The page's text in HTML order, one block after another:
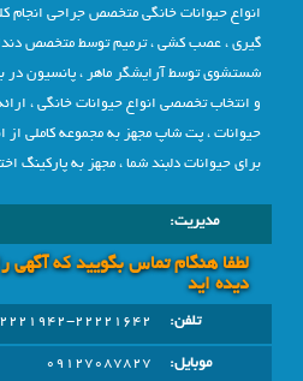
انواع حیوانات خانگی متخصص جراحی انجام
گیری ، عصب کشی ، ترمیم توسط متخصص
شستشوی توسط آرایشگر ماهر ، پانسیون در
و انتخاب تخصصی انواع حیوانات خانگی ،
حیوانات ، پت شاپ مجهز به مجموعه کاملی از
برای حیوانات دلبند شما ، مجهز به پارکینگ
مدیریت:
لطفا هنگام تماس بگویید که آگهی
دیده اید
تلفن:
22221642
موبایل:
09127087827